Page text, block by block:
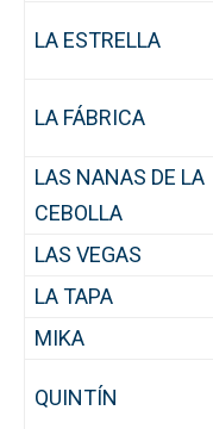
LA ESTRELLA
LA FÁBRICA
LAS NANAS DE LA
CEBOLLA
LAS VEGAS
LA TAPA
MIKA
QUINTÍN